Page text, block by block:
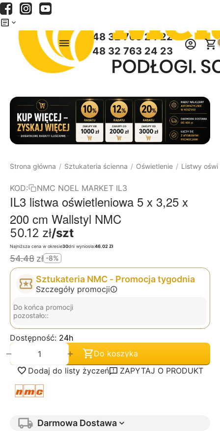
+48 32 763 24 22
+48 32 763 24 23
Strona główna / Sztukateria ścienna / Oświetlenie / Listwy
KOD: NMC NOEL MARKET IL3
IL3 listwa oświetleniowa 5 x 3,25 x
200 cm Wallstyl NMC
50.12 zł/szt
Najniższa cena w okresie30dni wyniosła:46.02 Zł
54.48 zł -8%
Sztukateria NMC - Promocja tygodnia
Szczegóły promocji
Do końca promocji
pozostało::
Dostępność: 24h
+
−
Do koszyka
Dodaj do listy życzeń
ZAPYTAJ O PRODUKT
Darmowa Dostawa